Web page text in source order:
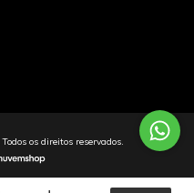
os direitos reservados.